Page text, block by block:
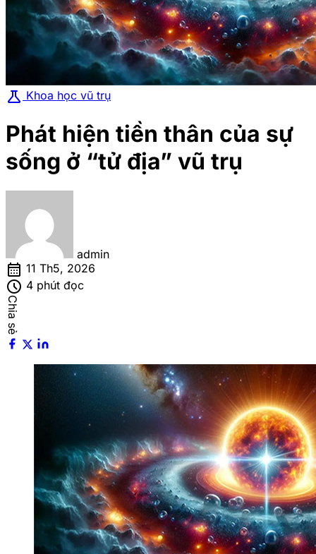
science Khoa học vũ trụ
Phát hiện tiền thân của sự
sống ở “tử địa” vũ trụ
admin
calendar_month 11 Th5, 2026
schedule 4 phút đọc
Chia sẻ